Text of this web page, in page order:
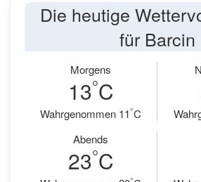
Die heutige
für Barcin
Morgens
13°C
Wahrgenommen 11°C
Abends
23°C